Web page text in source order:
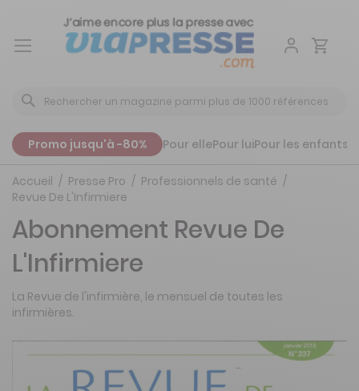
Aller
Promo jusqu'à -80% Pour ellePour luiPour les enfants
Accueil Presse Pro
Professionnels de santé
Revue De L'Infirmiere
Abonnement Revue De
L'Infirmiere
La Revue de l'infirmière, le mensuel de toutes les
infirmières.